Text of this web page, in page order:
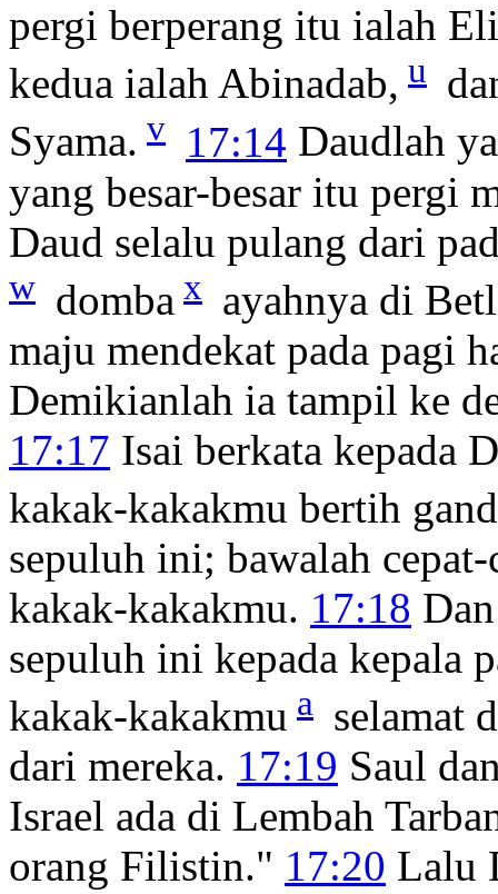
pergi berperang itu ialah
kedua ialah Abinadab, u
Syama. v 17:14 Daudlah
yang besar-besar itu pergi
Daud selalu pulang dari
w domba x ayahnya di
maju mendekat pada pagi
Demikianlah ia tampil ke
17:17 Isai berkata kepada
kakak-kakakmu bertih
sepuluh ini; bawalah
kakak-kakakmu. 17:18
sepuluh ini kepada kepala
kakak-kakakmu a selamat
dari mereka. 17:19 Saul
Israel ada di Lembah
orang Filistin." 17:20 Lalu